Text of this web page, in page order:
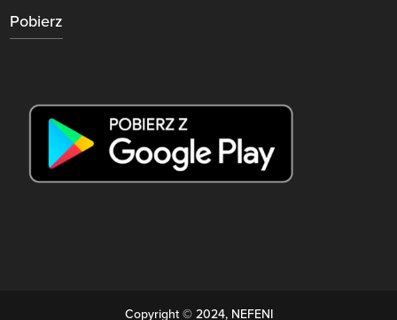
Pobierz
Copyright © 2024, NEFENI